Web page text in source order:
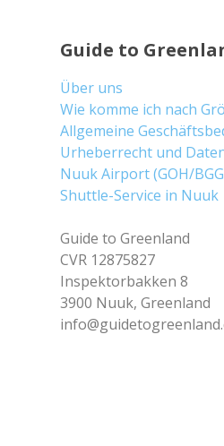
Guide to
Über uns
Wie komme ich nach
Allgemeine
Urheberrecht und
Nuuk Airport (GOH/
Shuttle-Service in Nuuk
Guide to Greenland
CVR 12875827
Inspektorbakken 8
3900 Nuuk, Greenland